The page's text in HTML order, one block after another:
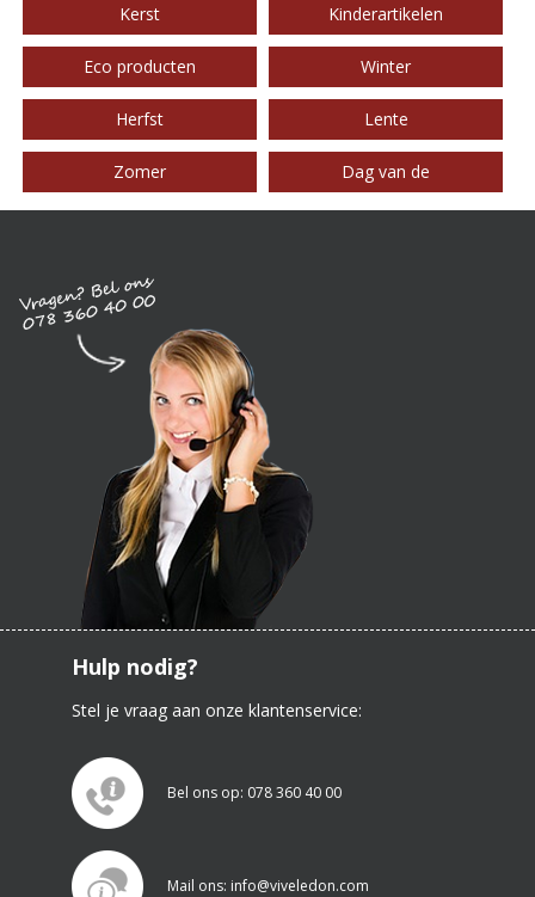
Kerst Kinderartikelen
Eco producten Winter
Herfst Lente
Zomer Dag van de
Hulp nodig?
Stel je vraag aan onze klantenservice:
Bel ons op: 078 360 40 00
Mail ons: info@viveledon.com